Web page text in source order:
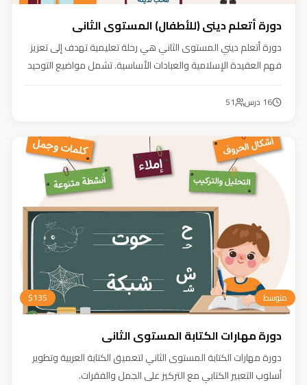
دورة أتعلم ديني (للأطفال) المستوى الثاني
دورة أتعلم ديني المستوى الثاني هي رحلة تعليمية تهدف إلى تعزيز
فهم العقيدة الإسلامية والعبادات الأساسية. تشمل مواضيع التوحيد
وتربية أبنائنا تربية إيمانية وأخلاقية وعلمية ونفسية واجتماعية.
16 درس 51
متوسط $135
دورة مهارات الكتابة المستوى الثاني
دورة مهارات الكتابة المستوى الثاني لتعميق الكتابة العربية وتطوير
أسلوب التعبير الكتابي مع التركيز على الجمل والفقرات.